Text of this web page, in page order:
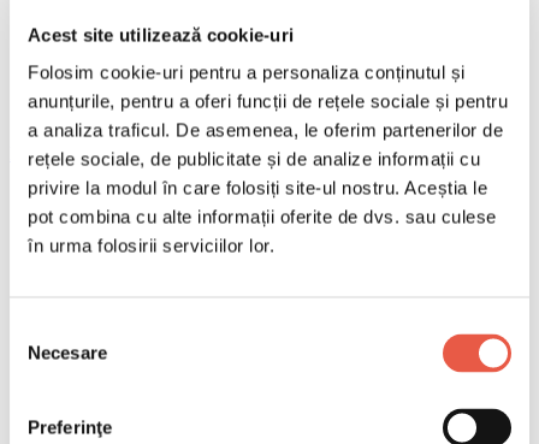
Acest site utilizează cookie-uri
Folosim cookie-uri pentru a personaliza conținutul și
anunțurile, pentru a oferi funcții de rețele sociale și pentru
a analiza traficul. De asemenea, le oferim partenerilor de
rețele sociale, de publicitate și de analize informații cu
privire la modul în care folosiți site-ul nostru. Aceștia le
pot combina cu alte informații oferite de dvs. sau culese
în urma folosirii serviciilor lor.
consimțământului
Necesare
Preferinţe
Email
Copiază link
Vacanțele în Romania se scumpesc
Hotelierii proprietari și chiriași, între ciocan și nicovală
Adio paradis fiscal pentru Airbnb